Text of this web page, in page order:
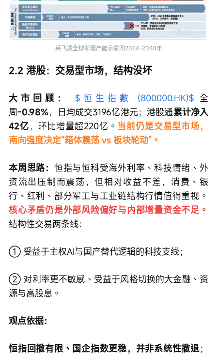
英飞凌全球新增产能示意图2024–2030年
2.2 港股：交易型市场，结构没坏
大市回顾： $恒生指數 (800000.HK)$ 全
周-0.98%，日均成交3196亿港元；港股通累计净入
42亿，环比增量超220亿。 当前仍是交易型市场，
南向强度决定"箱体震荡 vs 板块轮动"。
本周思路： 恒指与恒科受海外利率、科技情绪、外
资流出压制而震荡，但相对收益不差，消费、银
行、红利、部分军工与工业链结构行情值得重视。
核心矛盾仍是外部风险偏好与内部增量资金不足。
结构性交易两条线：
① 受益于主权AI与国产替代逻辑的科技支线；
② 对利率更不敏感、受益于风格切换的大金融、资
源与高股息。
观点依据：
恒指回撤有限、国企指数更稳，并非系统性撤退；